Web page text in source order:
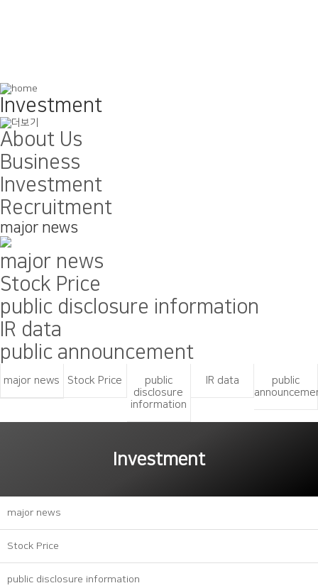
Investment
About Us
Business
Investment
Recruitment
major news
major news
Stock Price
public disclosure information
IR data
public announcement
major news Stock Price
public
disclosure
information
IR data
public
Investment
major news
Stock Price
public disclosure information